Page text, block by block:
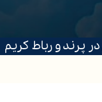
پرند و رباط کریم